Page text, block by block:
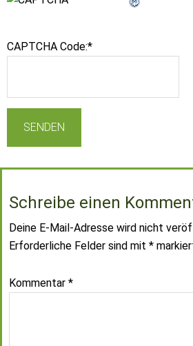
CAPTCHA Code:*
Schreibe einen
Deine E-Mail-Adresse wird nicht
Erforderliche Felder sind mit *
Kommentar *